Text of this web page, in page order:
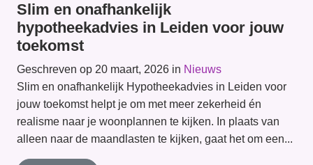
Slim en onafhankelijk
hypotheekadvies in Leiden voor jouw
toekomst
Geschreven op 20 maart, 2026 in Nieuws
Slim en onafhankelijk Hypotheekadvies in Leiden voor
jouw toekomst helpt je om met meer zekerheid én
realisme naar je woonplannen te kijken. In plaats van
alleen naar de maandlasten te kijken, gaat het om een...